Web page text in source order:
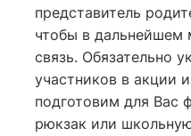
представитель
чтобы в дальнейшем
связь. Обязательно
участников в акции
подготовим для Вас
рюкзак или